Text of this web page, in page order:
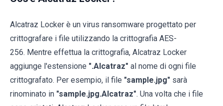
Alcatraz Locker è un virus ransomware progettato per
crittografare i file utilizzando la crittografia AES-
256. Mentre effettua la crittografia, Alcatraz Locker
aggiunge l'estensione ".Alcatraz" al nome di ogni file
crittografato. Per esempio, il file "sample.jpg" sarà
rinominato in "sample.jpg.Alcatraz". Una volta che i file